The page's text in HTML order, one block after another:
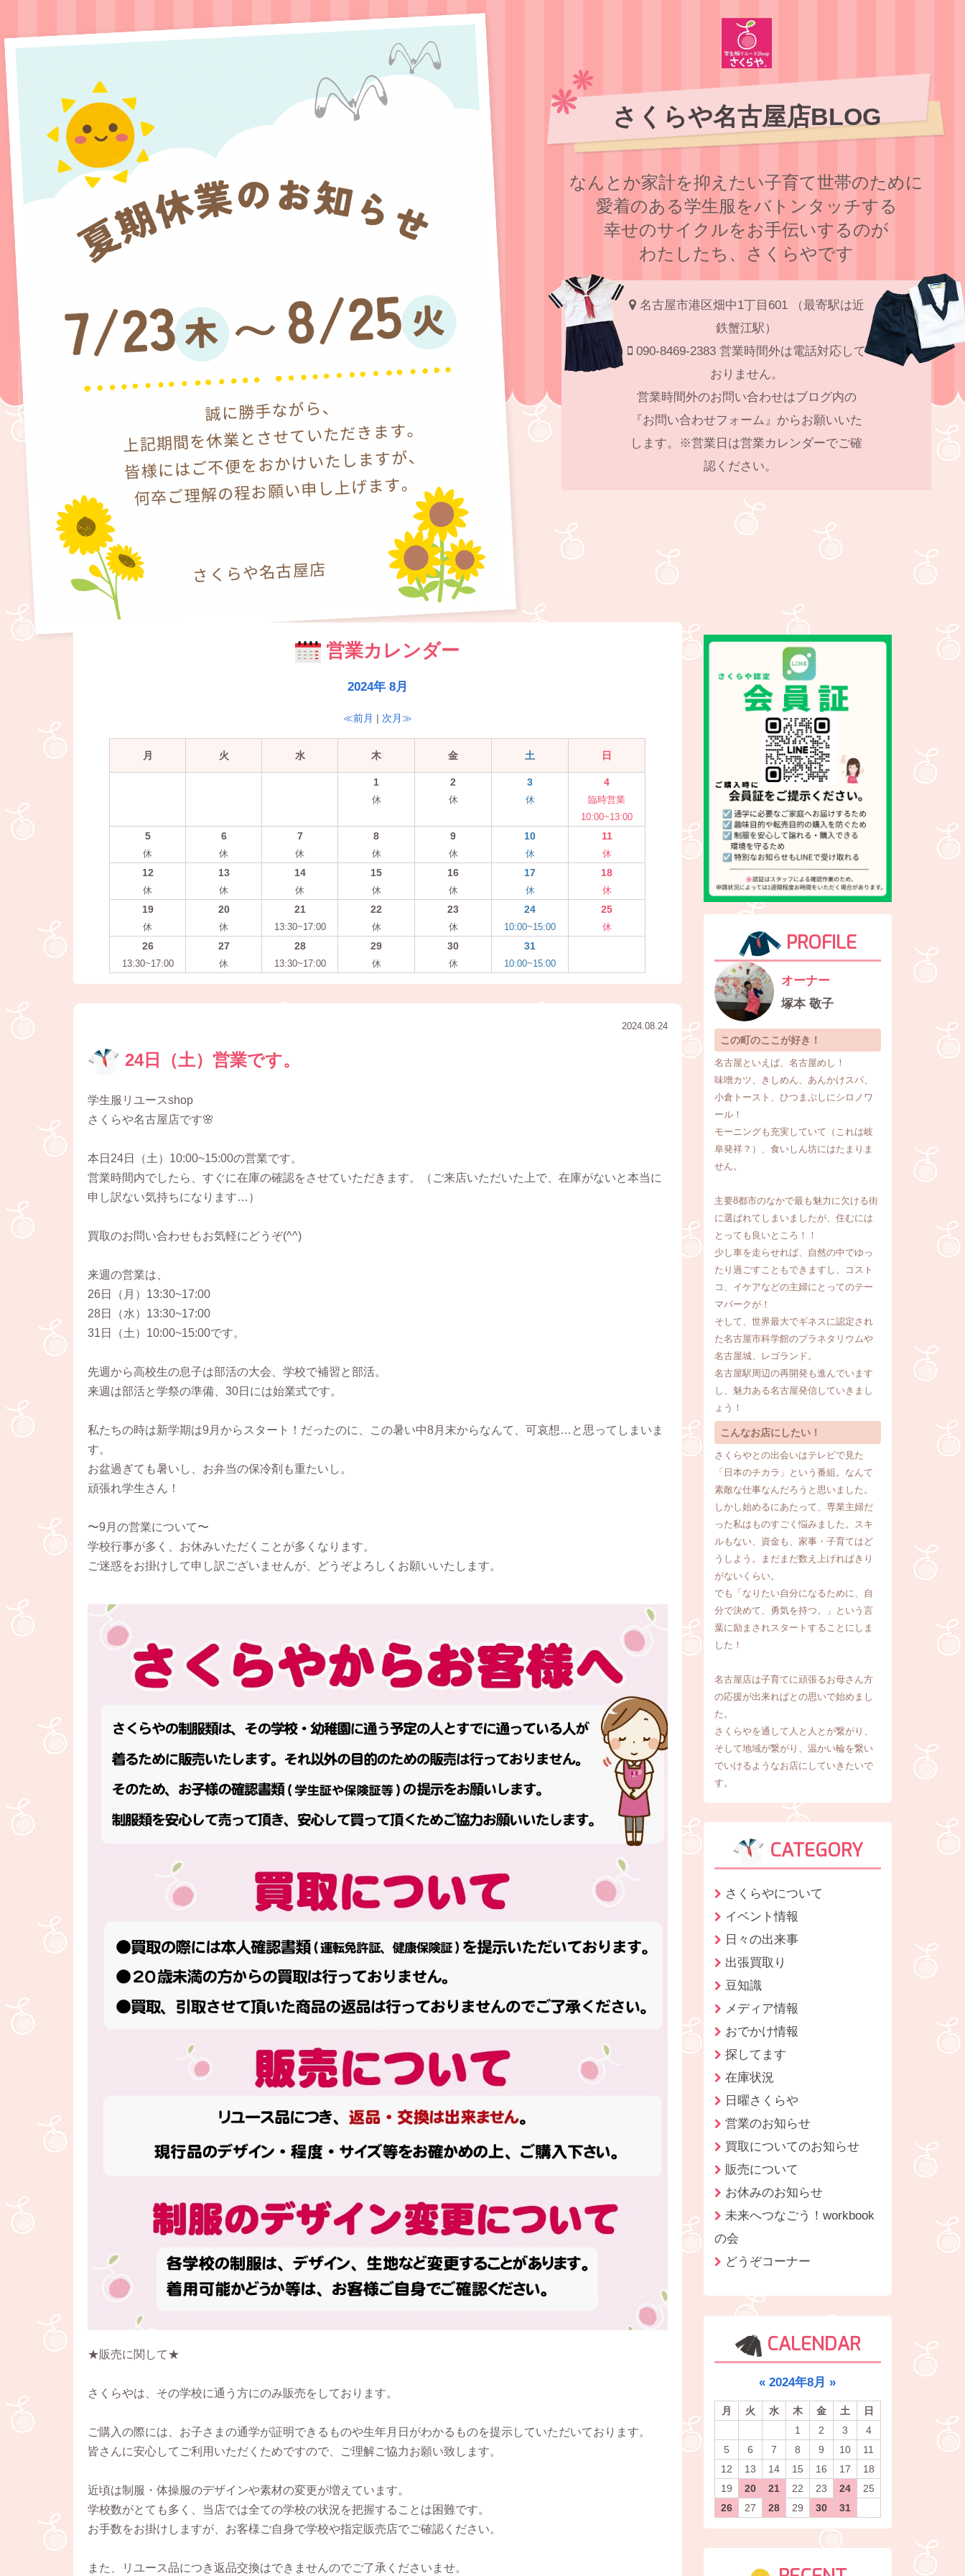
さくらや名古屋店BLOG
なんとか家計を抑えたい子育て世帯のために
愛着のある学⽣服をバトンタッチする
幸せのサイクルをお⼿伝いするのが
わたしたち、さくらやです
名古屋市港区畑中1丁目601 （最寄駅は近
鉄蟹江駅）
090-8469-2383 営業時間外は電話対応して
おりません。
営業時間外のお問い合わせはブログ内の
『お問い合わせフォーム』からお願いいた
します。※営業日は営業カレンダーでご確
認ください。
営業カレンダー
2024年 8月
≪前月 | 次月≫
月 火 水 木 金 土 日
1
休
2
休
3
休
4
臨時営業
10:00~13:00
5
休
6
休
7
休
8
休
9
休
10
休
11
休
12
休
13
休
14
休
15
休
16
休
17
休
18
休
19
休
20
休
21
13:30~17:00
22
休
23
休
24
10:00~15:00
25
休
26
13:30~17:00
27
休
28
13:30~17:00
29
休
30
休
31
10:00~15:00
2024.08.24
24日（土）営業です。
学生服リユースshop
さくらや名古屋店です🌸
本日24日（土）10:00~15:00の営業です。
営業時間内でしたら、すぐに在庫の確認をさせていただきます。（ご来店いただいた上で、在庫がないと本当に
申し訳ない気持ちになります…）
買取のお問い合わせもお気軽にどうぞ(^^)
来週の営業は、
26日（月）13:30~17:00
28日（水）13:30~17:00
31日（土）10:00~15:00です。
先週から高校生の息子は部活の大会、学校で補習と部活。
来週は部活と学祭の準備、30日には始業式です。
私たちの時は新学期は9月からスタート！だったのに、この暑い中8月末からなんて、可哀想…と思ってしまいま
す。
お盆過ぎても暑いし、お弁当の保冷剤も重たいし。
頑張れ学生さん！
〜9月の営業について〜
学校行事が多く、お休みいただくことが多くなります。
ご迷惑をお掛けして申し訳ございませんが、どうぞよろしくお願いいたします。
★販売に関して★
さくらやは、その学校に通う方にのみ販売をしております。
ご購入の際には、お子さまの通学が証明できるものや生年月日がわかるものを提示していただいております。
皆さんに安心してご利用いただくためですので、ご理解ご協力お願い致します。
近頃は制服・体操服のデザインや素材の変更が増えています。
学校数がとても多く、当店では全ての学校の状況を把握することは困難です。
お手数をお掛けしますが、お客様ご自身で学校や指定販売店でご確認ください。
また、リユース品につき返品交換はできませんのでご了承くださいませ。
PROFILE
オーナー
塚本 敬子
この町のここが好き！
名古屋といえば、名古屋めし！
味噌カツ、きしめん、あんかけスパ、
小倉トースト、ひつまぶしにシロノワ
ール！
モーニングも充実していて（これは岐
阜発祥？）、食いしん坊にはたまりま
せん。
主要8都市のなかで最も魅力に欠ける街
に選ばれてしまいましたが、住むには
とっても良いところ！！
少し車を走らせれば、自然の中でゆっ
たり過ごすこともできますし、コスト
コ、イケアなどの主婦にとってのテー
マパークが！
そして、世界最大でギネスに認定され
た名古屋市科学館のプラネタリウムや
名古屋城、レゴランド。
名古屋駅周辺の再開発も進んでいます
し、魅力ある名古屋発信していきまし
ょう！
こんなお店にしたい！
さくらやとの出会いはテレビで見た
「日本のチカラ」という番組。なんて
素敵な仕事なんだろうと思いました。
しかし始めるにあたって、専業主婦だ
った私はものすごく悩みました。スキ
ルもない、資金も、家事・子育てはど
うしよう。まだまだ数え上げればきり
がないくらい。
でも「なりたい自分になるために、自
分で決めて、勇気を持つ。」という言
葉に励まされスタートすることにしま
した！
名古屋店は子育てに頑張るお母さん方
の応援が出来ればとの思いで始めまし
た。
さくらやを通して人と人とが繋がり、
そして地域が繋がり、温かい輪を繋い
でいけるようなお店にしていきたいで
す。
CATEGORY
さくらやについて
イベント情報
日々の出来事
出張買取り
豆知識
メディア情報
おでかけ情報
探してます
在庫状況
日曜さくらや
営業のお知らせ
買取についてのお知らせ
販売について
お休みのお知らせ
未来へつなごう！workbook
の会
どうぞコーナー
CALENDAR
« 2024年8月 »
月 火 水 木 金 土
日
1
2 3
4
5
6 7 8 9 10
11
12
13 14 15 16 17
18
19
20 21 22 23 24
25
26
27 28 29 30 31